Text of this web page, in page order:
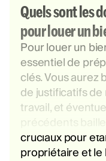
Quels sont les
pour louer un
Pour louer un
essentiel de
clés. Vous
de justificatifs
travail, et
précédents
cruciaux pour
propriétaire et le